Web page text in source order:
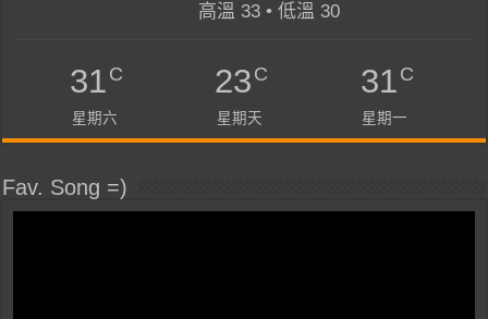
高溫 33 • 低溫 30
31C
星期六
23C
星期天
31C
星期一
Fav. Song =)